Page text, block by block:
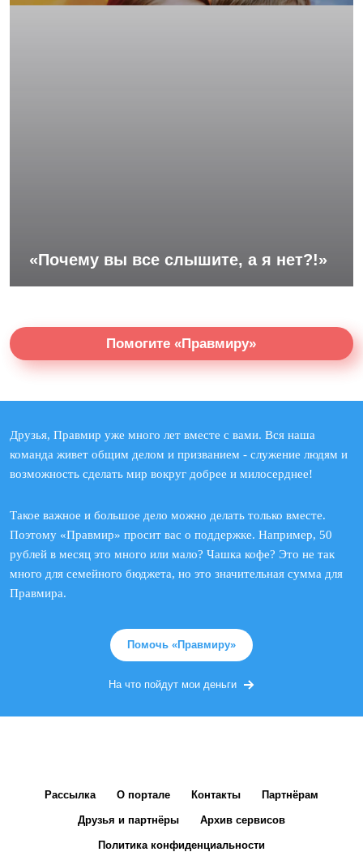
«Почему вы все слышите, а я нет?!»
Помогите «Правмиру»
Друзья, Правмир уже много лет вместе с вами. Вся наша
команда живет общим делом и призванием - служение людям и
возможность сделать мир вокруг добрее и милосерднее!
Такое важное и большое дело можно делать только вместе.
Поэтому «Правмир» просит вас о поддержке. Например, 50
рублей в месяц это много или мало? Чашка кофе? Это не так
много для семейного бюджета, но это значительная сумма для
Правмира.
Помочь «Правмиру»
На что пойдут мои деньги
Рассылка О портале Контакты Партнёрам
Друзья и партнёры Архив сервисов
Политика конфиденциальности